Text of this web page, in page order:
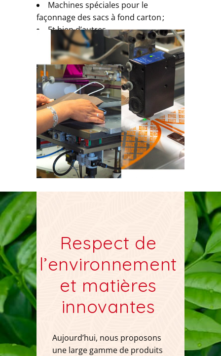
Machines spéciales pour le
façonnage des sacs à fond carton ;
Et bien d’autres…
Respect de
l’environnement
et matières
innovantes
Aujourd’hui, nous proposons
une large gamme de produits